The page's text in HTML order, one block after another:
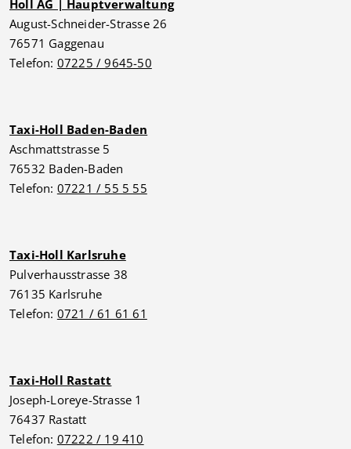
Holl AG | Hauptverwaltung
August-Schneider-Strasse 26
76571 Gaggenau
Telefon: 07225 / 9645-50
Taxi-Holl Baden-Baden
Aschmattstrasse 5
76532 Baden-Baden
Telefon: 07221 / 55 5 55
Taxi-Holl Karlsruhe
Pulverhausstrasse 38
76135 Karlsruhe
Telefon: 0721 / 61 61 61
Taxi-Holl Rastatt
Joseph-Loreye-Strasse 1
76437 Rastatt
Telefon: 07222 / 19 410